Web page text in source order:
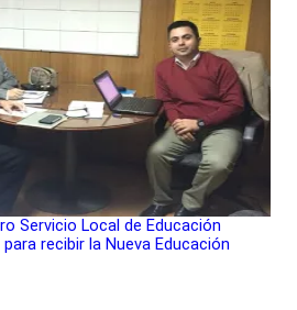
Servicio Local de Educación
recibir la Nueva Educación